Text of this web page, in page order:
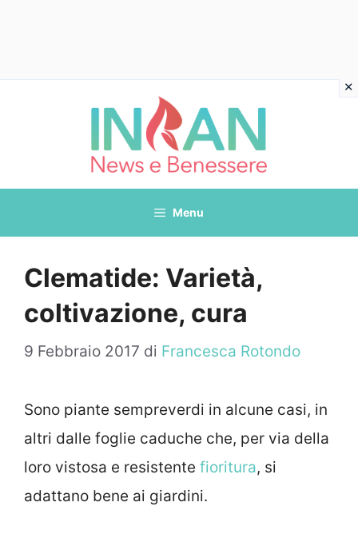
Menu
Clematide: Varietà,
coltivazione, cura
9 Febbraio 2017 di Francesca Rotondo
Sono piante sempreverdi in alcune casi, in
altri dalle foglie caduche che, per via della
loro vistosa e resistente fioritura, si
adattano bene ai giardini.